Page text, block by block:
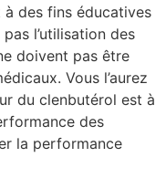
des fins éducatives
l’utilisation des
doivent pas être
Vous l’aurez
du clenbutérol est à
des
la performance